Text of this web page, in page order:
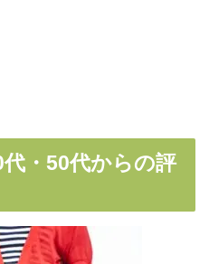
代・50代からの評